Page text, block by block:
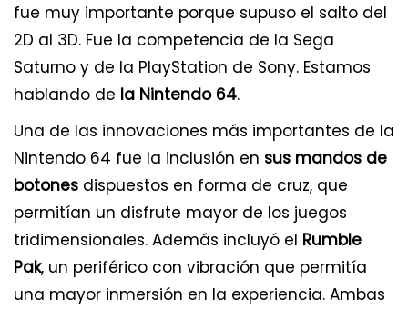
fue muy importante porque supuso el salto del
2D al 3D. Fue la competencia de la Sega
Saturno y de la PlayStation de Sony. Estamos
hablando de la Nintendo 64.
Una de las innovaciones más importantes de la
Nintendo 64 fue la inclusión en sus mandos de
botones dispuestos en forma de cruz, que
permitían un disfrute mayor de los juegos
tridimensionales. Además incluyó el Rumble
Pak, un periférico con vibración que permitía
una mayor inmersión en la experiencia. Ambas